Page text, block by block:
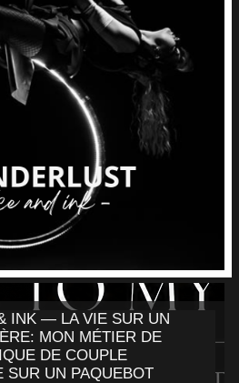
INK — LA VIE SUR UN
MON MÉTIER DE
DE COUPLE
SUR UN PAQUEBOT